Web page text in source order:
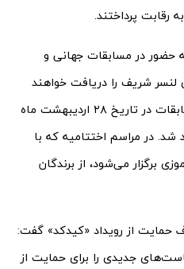
حضور در مسابقات جهانی و
لنسر شریف را دریافت خواهند
کرد. نتایج نهایی این دوره از مسابقات در تاریخ ۲۸ اردیبهشت ماه
شد. در مراسم اختتامیه که با
برگزار می‌شود، از برندگان
حمایت از رویداد «کیدکد» گفت:
جدیدی را برای حمایت از